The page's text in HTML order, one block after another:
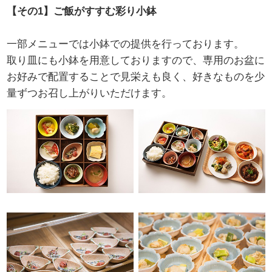
【その1】ご飯がすすむ彩り小鉢
一部メニューでは小鉢での提供を行っております。
取り皿にも小鉢を用意しておりますので、専用のお盆に
お好みで配置することで見栄えも良く、好きなものを少
量ずつお召し上がりいただけます。